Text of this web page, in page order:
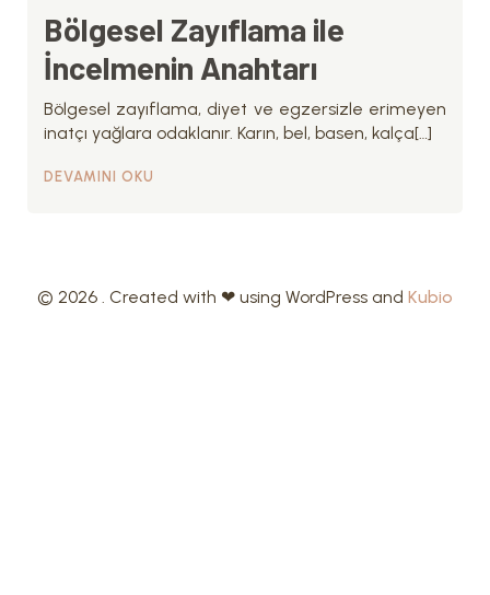
Bölgesel Zayıflama ile
İncelmenin Anahtarı
Bölgesel zayıflama, diyet ve egzersizle erimeyen
inatçı yağlara odaklanır. Karın, bel, basen, kalça[…]
DEVAMINI OKU
© 2026 . Created with ❤ using WordPress and Kubio